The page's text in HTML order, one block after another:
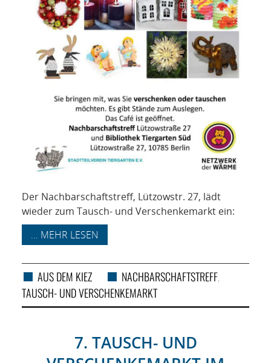
Der Nachbarschaftstreff, Lützowstr. 27, lädt
wieder zum Tausch- und Verschenkemarkt ein:
... MEHR LESEN
AUS DEM KIEZ NACHBARSCHAFTSTREFF,
TAUSCH- UND VERSCHENKEMARKT
7. TAUSCH- UND